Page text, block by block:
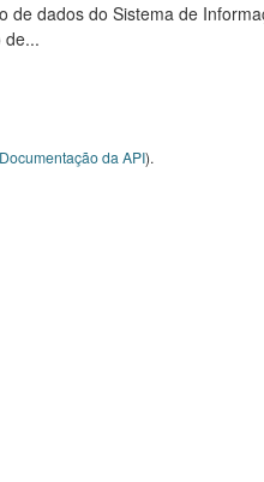
dados do Sistema de
de...
Documentação da API).